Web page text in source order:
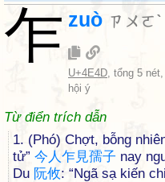
乍 zuò ㄗㄨㄛˋ
U+4E4D, tổng 5
hội ý
Từ điển trích dẫn
1. (Phó) Chợt, bỗng
tử” 今 人乍見孺子 nay
Du 阮攸: “Ngã sạ kiến